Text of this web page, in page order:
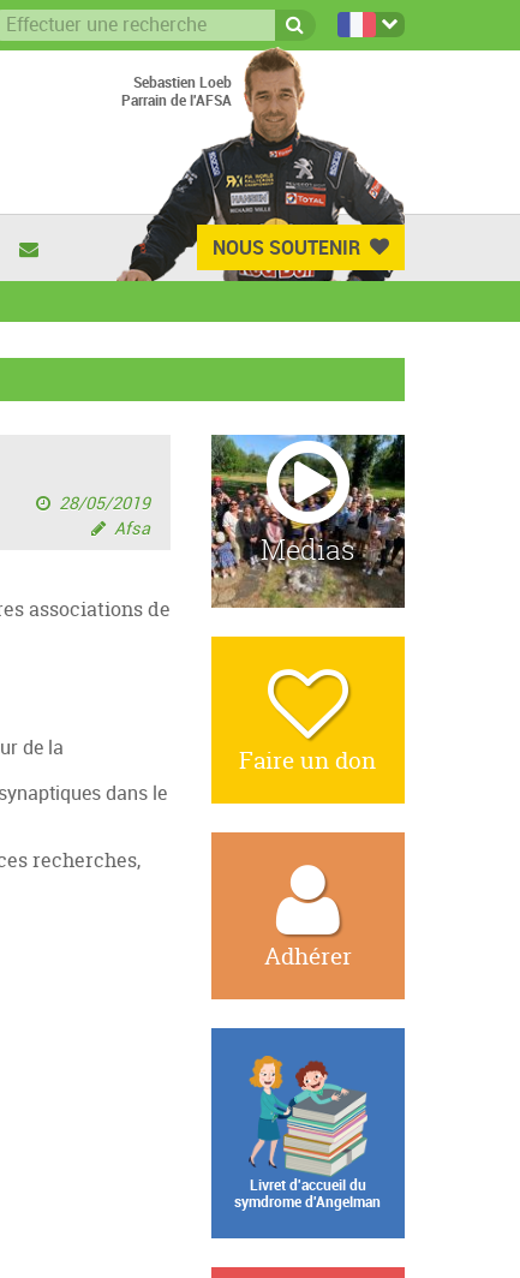
NOUS SOUTENIR
Sebastien Loeb
Parrain de l'AFSA
Medias
Faire un don
Adhérer
Livret d'accueil du
symdrome d'Angelman
28/05/2019
Afsa
associations de
de la
dans le
recherches,